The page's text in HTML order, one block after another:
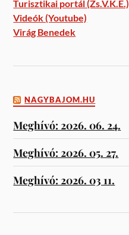
Turisztikai portál (Zs.V.K.E.)
Videók (Youtube)
Virág Benedek
NAGYBAJOM.HU
Meghívó: 2026. 06. 24.
Meghívó: 2026. 05. 27.
Meghívó: 2026. 03 11.